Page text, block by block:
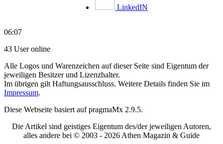
LinkedIN
06:07
43 User online
Alle Logos und Warenzeichen auf dieser Seite sind Eigentum der
jeweiligen Besitzer und Lizenzhalter.
Im übrigen gilt Haftungsausschluss. Weitere Details finden Sie im
Impressum.
Diese Webseite basiert auf pragmaMx 2.9.5.
Die Artikel sind geistiges Eigentum des/der jeweiligen Autoren,
alles andere bei © 2003 - 2026 Athen Magazin & Guide